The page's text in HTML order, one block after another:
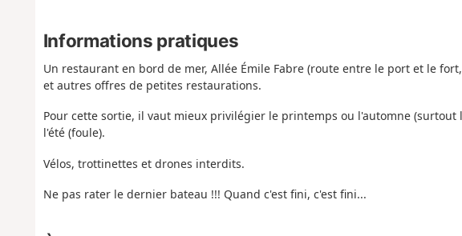
Informations pratiques
Un restaurant en bord de mer, Allée Émile Fabre (route entre le port et le
et autres offres de petites restaurations.
Pour cette sortie, il vaut mieux privilégier le printemps ou l'automne
l'été (foule).
Vélos, trottinettes et drones interdits.
Ne pas rater le dernier bateau !!! Quand c'est fini, c'est fini...